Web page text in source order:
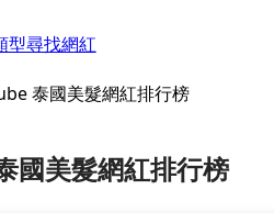
型尋找網紅
泰國美髮網紅排行榜
國美髮網紅排行榜